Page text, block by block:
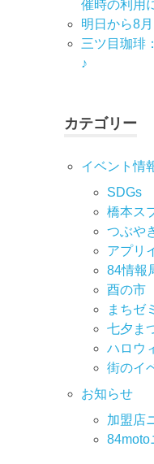
催時の利用
明日から8
三ツ目珈琲
♪
カテゴリー
イベント情
SDGs
橋本ス
つぶや
アプリ
84情報
酉の市
まちゼミ
七⼣ま
ハロウ
街のイ
お知らせ
加盟店
84moto